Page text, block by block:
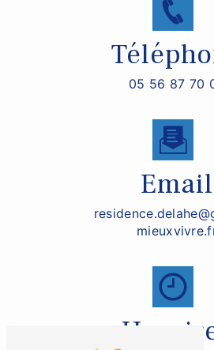
05 56 87 70
Email